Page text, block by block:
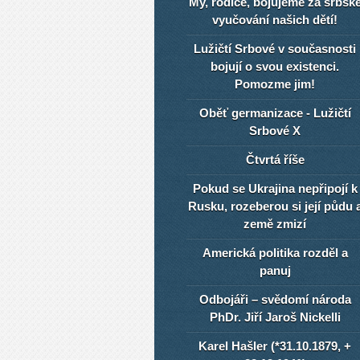
vyučování našich dětí!
Lužičtí Srbové v současnosti
bojují o svou existenci.
Pomozme jim!
Oběť germanizace - Lužičtí
Srbové X
Čtvrtá říše
Pokud se Ukrajina nepřipojí k
Rusku, rozeberou si její půdu
země zmizí
Americká politika rozděl a
panuj
Odbojáři – svědomí národa
PhDr. Jiří Jaroš Nickelli
Karel Hašler (*31.10.1879, +